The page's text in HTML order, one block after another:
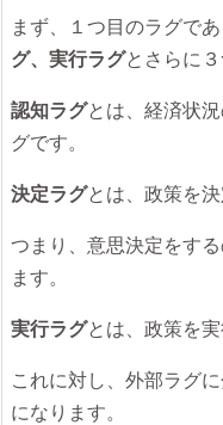
まず、１つ目のラグであ
グ、実行ラグとさらに３
認知ラグとは、経済状
グです。
決定ラグとは、政策を
つまり、意思決定をす
ます。
実行ラグとは、政策を
これに対し、外部ラグ
になります。